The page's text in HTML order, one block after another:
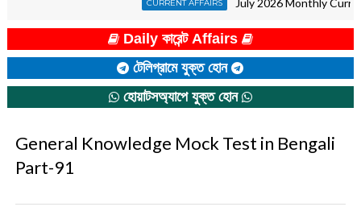
CURRENT AFFAIRS July 2026 Monthly Current
Daily কারেন্ট Affairs
টেলিগ্রামে যুক্ত হোন
হোয়াটসঅ্যাপে যুক্ত হোন
General Knowledge Mock Test in Bengali
Part-91